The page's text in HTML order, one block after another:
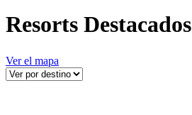
Resorts Destacados
Ver el mapa